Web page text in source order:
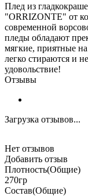
Плед из
"ORRIZONTE" от
современной
пледы обладают
мягкие, приятные
легко стираются и
удовольствие!
Отзывы
Загрузка отзывов...
Нет отзывов
Добавить отзыв
Плотность(Общие)
270гр
Состав(Общие)